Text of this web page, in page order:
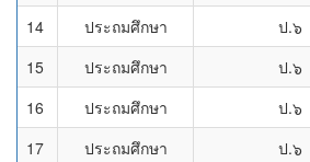
14
ประถมศึกษา ป.๖
15
ประถมศึกษา ป.๖
16
ประถมศึกษา ป.๖
17
ประถมศึกษา ป.๖